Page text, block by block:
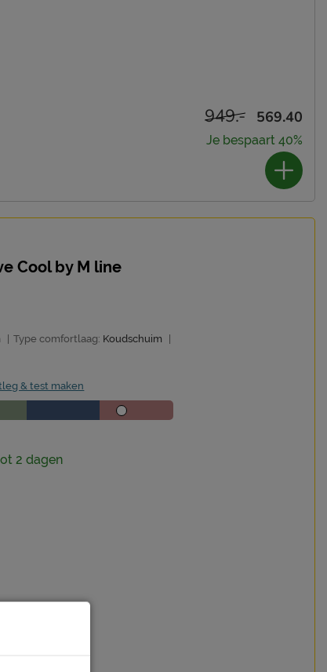
949.- 569.40
Je bespaart 40%
Cool by M line
Type comfortlaag: Koudschuim
& test maken
2 dagen